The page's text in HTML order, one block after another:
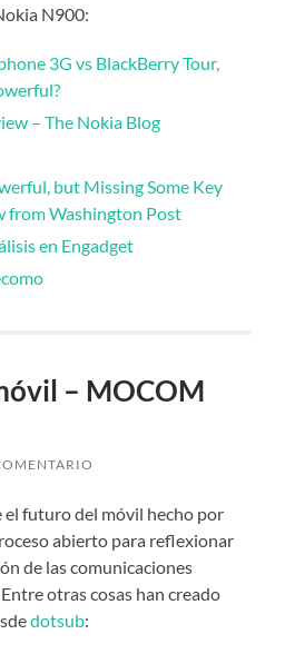
N900:
3G vs BlackBerry Tour,
– The Nokia Blog
but Missing Some Key
from Washington Post
en Engadget
– MOCOM
futuro del móvil hecho por
abierto para reflexionar
de las comunicaciones
otras cosas han creado
dotsub: